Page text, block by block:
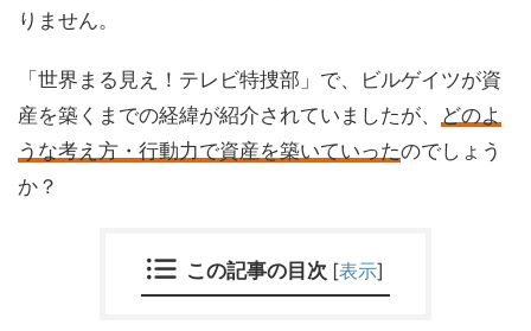
りません。
「世界まる見え！テレビ特捜部」で、ビルゲイツが資
産を築くまでの経緯が紹介されていましたが、 どのよ
うな考え方・行動力で資産を築いていったのでしょう
か？
この記事の目次 [表示]